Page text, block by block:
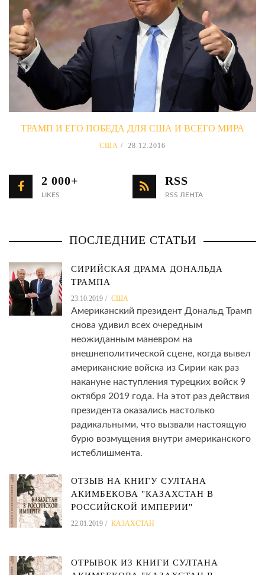
ТРАМП И ЕГО ПОБЕДА ДЛЯ США И ВСЕГО МИРА
США 28.12.2016
2 000+
LIKES
RSS
RSS ЛЕНТА
ПОСЛЕДНИЕ СТАТЬИ
СИРИЙСКАЯ ДРАМА ДОНАЛЬДА
ТРАМПА
23.10.2019 США
Американский президент Дональд Трамп
снова удивил всех очередным
неожиданным маневром на
внешнеполитической сцене, когда вывел
американские войска из Сирии как раз
накануне наступления турецких войск 9
октября 2019 года. На этот раз действия
президента оказались настолько
радикальными, что вызвали настоящую
бурю возмущения внутри американского
истеблишмента.
ОТЗЫВ НА КНИГУ СУЛТАНА
АКИМБЕКОВА "КАЗАХСТАН В
РОССИЙСКОЙ ИМПЕРИИ"
22.01.2019 КАЗАХСТАН
ОТРЫВОК ИЗ КНИГИ СУЛТАНА